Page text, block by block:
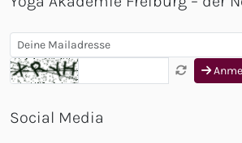
Social Media